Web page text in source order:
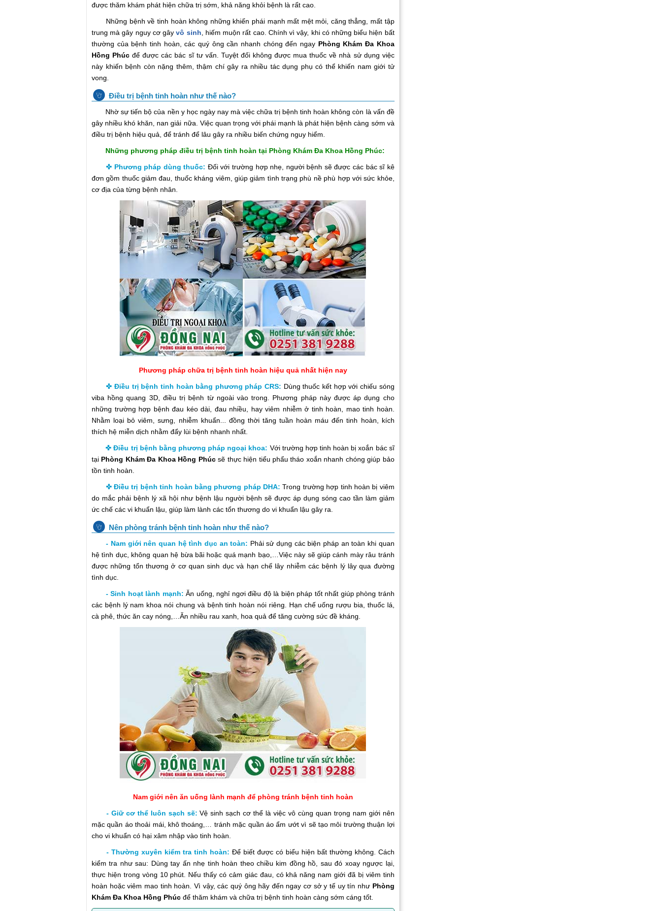
được thăm khám phát hiện chữa trị sớm, khả năng khỏi bệnh là rất cao.
Những bệnh về tinh hoàn không những khiến phái mạnh mất mệt mỏi, căng thẳng, mất tập
trung mà gây nguy cơ gâyvô sinh , hiếm muộn rất cao. Chính vì vậy, khi có những biểu hiện bất
thường của bệnh tinh hoàn, các quý ông cần nhanh chóng đến ngay Phòng Khám Đa Khoa
Hồng Phúc để được các bác sĩ tư vấn. Tuyệt đối không được mua thuốc về nhà sử dụng việc
này khiến bệnh còn nặng thêm, thậm chí gây ra nhiều tác dụng phụ có thể khiến nam giới tử
vong.
Điều trị bệnh tinh hoàn như thế nào?
Nhờ sự tiến bộ của nền y học ngày nay mà việc chữa trị bệnh tinh hoàn không còn là vấn đề
gây nhiều khó khăn, nan giải nữa. Việc quan trọng với phái mạnh là phát hiện bệnh càng sớm và
điều trị bệnh hiệu quả, để tránh để lâu gây ra nhiều biến chứng nguy hiểm.
Những phương pháp điều trị bệnh tinh hoàn tại Phòng Khám Đa Khoa Hồng Phúc:
✜ Phương pháp dùng thuốc: Đối với trường hợp nhẹ, người bệnh sẽ được các bác sĩ kê
đơn gồm thuốc giảm đau, thuốc kháng viêm, giúp giảm tình trạng phù nề phù hợp với sức khỏe,
cơ địa của từng bệnh nhân.
Phương pháp chữa trị bệnh tinh hoàn hiệu quả nhất hiện nay
✜ Điều trị bệnh tinh hoàn bằng phương pháp CRS: Dùng thuốc kết hợp với chiếu sóng
viba hồng quang 3D, điều trị bệnh từ ngoài vào trong. Phương pháp này được áp dụng cho
những trường hợp bệnh đau kéo dài, đau nhiều, hay viêm nhiễm ở tinh hoàn, mao tinh hoàn.
Nhằm loại bỏ viêm, sưng, nhiễm khuẩn... đồng thời tăng tuần hoàn máu đến tinh hoàn, kích
thích hệ miễn dịch nhằm đẩy lùi bệnh nhanh nhất.
✜ Điều trị bệnh bằng phương pháp ngoại khoa: Với trường hợp tinh hoàn bị xoắn bác sĩ
tại Phòng Khám Đa Khoa Hồng Phúcsẽ thực hiện tiểu phẩu tháo xoắn nhanh chóng giúp bảo
tồn tinh hoàn.
✜ Điều trị bệnh tinh hoàn bằng phương pháp DHA: Trong trường hợp tinh hoàn bị viêm
do mắc phải bệnh lý xã hội như bệnh lậu người bệnh sẽ được áp dụng sóng cao tần làm giảm
ức chế các vi khuẩn lậu, giúp làm lành các tổn thương do vi khuẩn lậu gây ra.
Nên phòng tránh bệnh tinh hoàn như thế nào?
- Nam giới nên quan hệ tình dục an toàn: Phải sử dụng các biện pháp an toàn khi quan
hệ tình dục, không quan hệ bừa bãi hoặc quá mạnh bạo,…Việc này sẽ giúp cánh mày râu tránh
được những tổn thương ở cơ quan sinh dục và hạn chế lây nhiễm các bệnh lý lây qua đường
tình dục.
- Sinh hoạt lành mạnh:Ăn uống, nghỉ ngơi điều độ là biện pháp tốt nhất giúp phòng tránh
các bệnh lý nam khoa nói chung và bệnh tinh hoàn nói riêng. Hạn chế uống rượu bia, thuốc lá,
cà phê, thức ăn cay nóng,…Ăn nhiều rau xanh, hoa quả để tăng cường sức đề kháng.
Nam giới nên ăn uống lành mạnh để phòng tránh bệnh tinh hoàn
- Giữ cơ thể luôn sạch sẽ: Vệ sinh sạch cơ thể là việc vô cùng quan trọng nam giới nên
mặc quần áo thoải mái, khô thoáng,… tránh mặc quần áo ẩm ướt vì sẽ tạo môi trường thuận lợi
cho vi khuẩn có hại xâm nhập vào tinh hoàn.
- Thường xuyên kiểm tra tinh hoàn: Để biết được có biểu hiện bất thường không. Cách
kiểm tra như sau: Dùng tay ấn nhẹ tinh hoàn theo chiều kim đồng hồ, sau đó xoay ngược lại,
thực hiện trong vòng 10 phút. Nếu thấy có cảm giác đau, có khả năng nam giới đã bị viêm tinh
hoàn hoặc viêm mao tinh hoàn. Vì vậy, các quý ông hãy đến ngay cơ sở y tế uy tín như Phòng
Khám Đa Khoa Hồng Phúc để thăm khám và chữa trị bệnh tinh hoàn càng sớm cáng tốt.